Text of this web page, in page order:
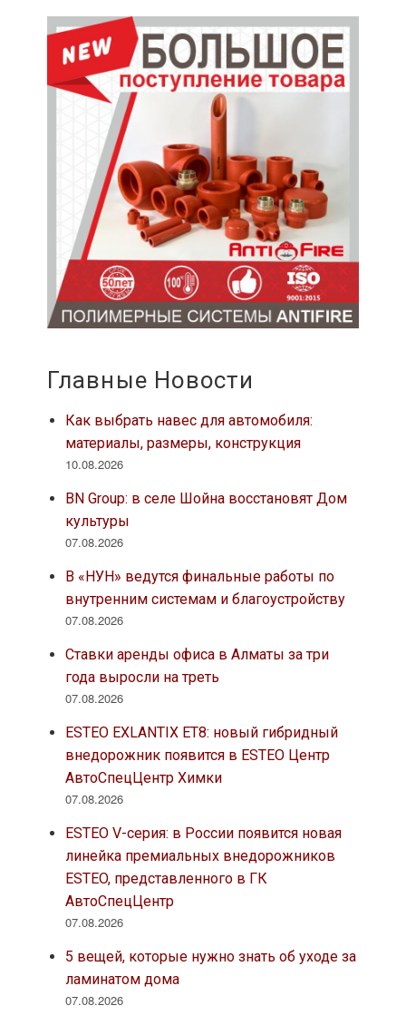
Главные Новости
Как выбрать навес для автомобиля:
материалы, размеры, конструкция
10.08.2026
BN Group: в селе Шойна восстановят Дом
культуры
07.08.2026
В «НУН» ведутся финальные работы по
внутренним системам и благоустройству
07.08.2026
Ставки аренды офиса в Алматы за три
года выросли на треть
07.08.2026
ESTEO EXLANTIX ET8: новый гибридный
внедорожник появится в ESTEO Центр
АвтоСпецЦентр Химки
07.08.2026
ESTEO V-серия: в России появится новая
линейка премиальных внедорожников
ESTEO, представленного в ГК
АвтоСпецЦентр
07.08.2026
5 вещей, которые нужно знать об уходе за
ламинатом дома
07.08.2026